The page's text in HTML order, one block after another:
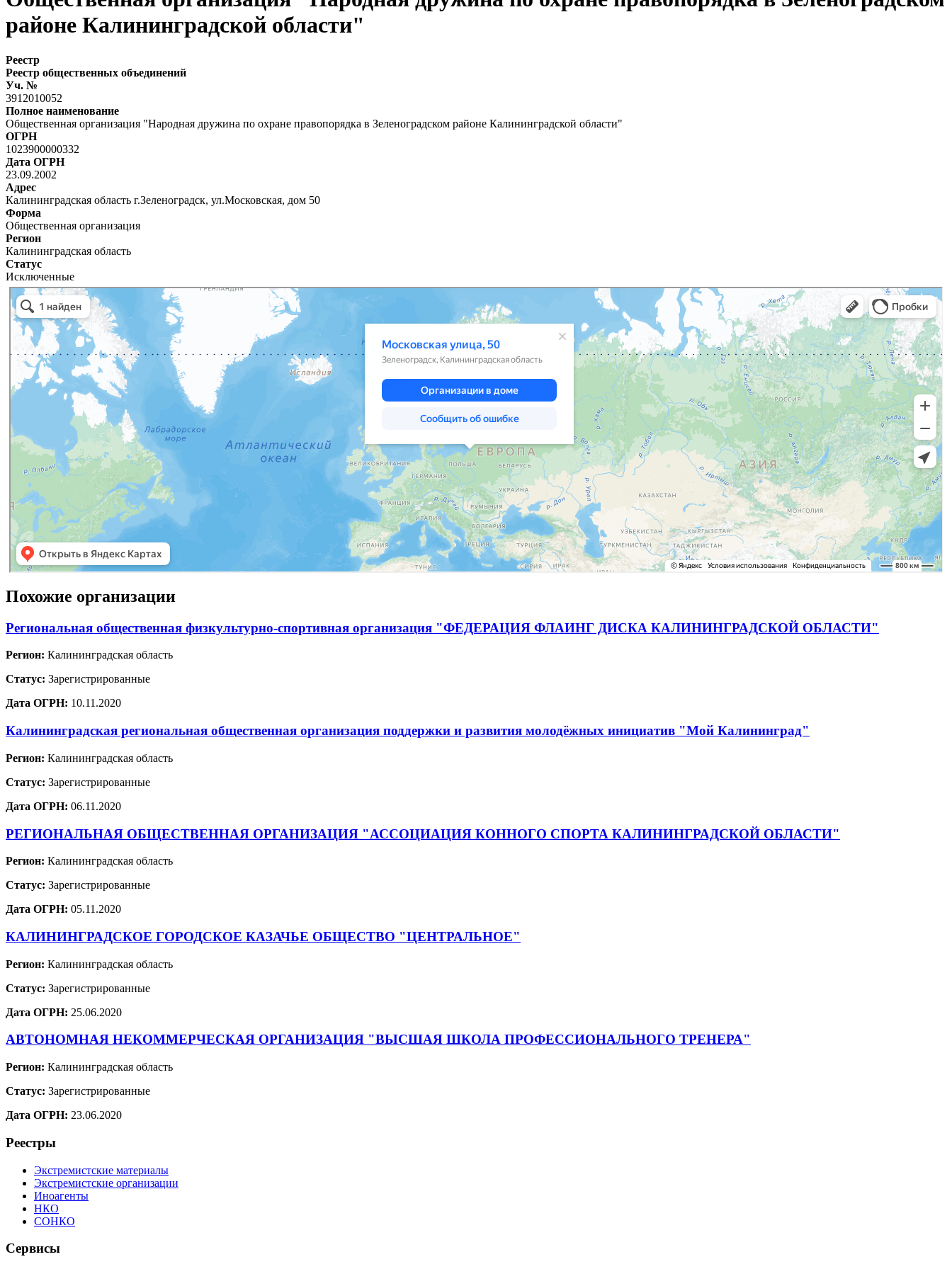
районе Калининградской области"
Реестр
Реестр общественных объединений
Уч. №
3912010052
Полное наименование
Общественная организация "Народная дружина по охране правопорядка в Зеленоградском районе Калининградской области"
ОГРН
1023900000332
Дата ОГРН
23.09.2002
Адрес
Калининградская область г.Зеленоградск, ул.Московская, дом 50
Форма
Общественная организация
Регион
Калининградская область
Статус
Исключенные
Похожие организации
Региональная общественная физкультурно-спортивная организация "ФЕДЕРАЦИЯ ФЛАИНГ ДИСКА КАЛИНИНГРАДСКОЙ ОБЛАСТИ"
Регион: Калининградская область
Статус: Зарегистрированные
Дата ОГРН: 10.11.2020
Калининградская региональная общественная организация поддержки и развития молодёжных инициатив "Мой Калининград"
Регион: Калининградская область
Статус: Зарегистрированные
Дата ОГРН: 06.11.2020
РЕГИОНАЛЬНАЯ ОБЩЕСТВЕННАЯ ОРГАНИЗАЦИЯ "АССОЦИАЦИЯ КОННОГО СПОРТА КАЛИНИНГРАДСКОЙ ОБЛАСТИ"
Регион: Калининградская область
Статус: Зарегистрированные
Дата ОГРН: 05.11.2020
КАЛИНИНГРАДСКОЕ ГОРОДСКОЕ КАЗАЧЬЕ ОБЩЕСТВО "ЦЕНТРАЛЬНОЕ"
Регион: Калининградская область
Статус: Зарегистрированные
Дата ОГРН: 25.06.2020
АВТОНОМНАЯ НЕКОММЕРЧЕСКАЯ ОРГАНИЗАЦИЯ "ВЫСШАЯ ШКОЛА ПРОФЕССИОНАЛЬНОГО ТРЕНЕРА"
Регион: Калининградская область
Статус: Зарегистрированные
Дата ОГРН: 23.06.2020
Реестры
Экстремистские материалы
Экстремистские организации
Иноагенты
НКО
СОНКО
Сервисы